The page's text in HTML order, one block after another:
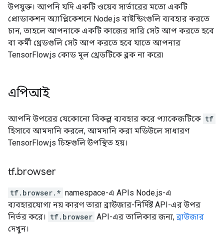
উপযুক্ত। আপনি যদি একটি ওয়েব সার্ভারের মতো একটি
প্রোডাকশন অ্যাপ্লিকেশনে Node.js বাইন্ডিংগুলি ব্যবহার করতে
চান, তাহলে আপনাকে একটি কাজের সারি সেট আপ করতে হবে
বা কর্মী থ্রেডগুলি সেট আপ করতে হবে যাতে আপনার
TensorFlow.js কোড মূল থ্রেডটিকে ব্লক না করে৷
এপিআই
আপনি উপরের যেকোনো বিকল্প ব্যবহার করে প্যাকেজটিকে tf
হিসাবে আমদানি করলে, আমদানি করা মডিউলে সাধারণ
TensorFlow.js চিহ্নগুলি উপস্থিত হয়।
tf.browser
tf.browser.* namespace-এ APIs Node.js-এ
ব্যবহারযোগ্য নয় কারণ তারা ব্রাউজার-নির্দিষ্ট API-এর উপর
নির্ভর করে। tf.browser API-এর তালিকার জন্য,ব্রাউজার
দেখুন।